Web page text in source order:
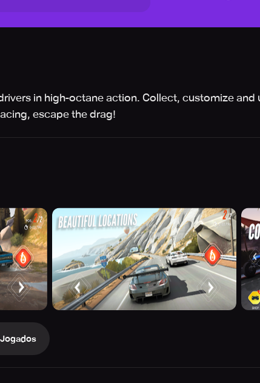
in high-octane action. Collect, customize
escape the drag!
Jogados